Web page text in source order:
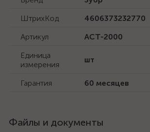
ШтрихКод
4606373232770
Артикул
АСТ-2000
Единица
измерения
шт
Гарантия 60 месяцев
Файлы и документы